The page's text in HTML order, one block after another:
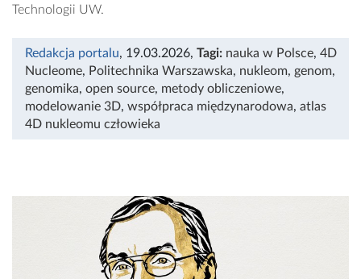
Technologii UW.
Redakcja portalu, 19.03.2026, Tagi: nauka w Polsce, 4D
Nucleome, ​​​​​​​Politechnika Warszawska, nukleom, genom,
genomika, open source, metody obliczeniowe,
modelowanie 3D, współpraca międzynarodowa, atlas
4D nukleomu człowieka